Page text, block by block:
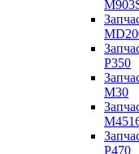
P350
M30
P470